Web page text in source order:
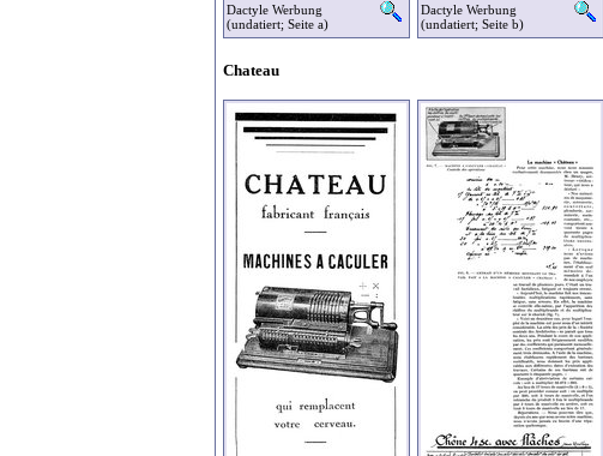
Dactyle Werbung
(undatiert; Seite a)
Dactyle Werbung
(undatiert; Seite b)
Chateau